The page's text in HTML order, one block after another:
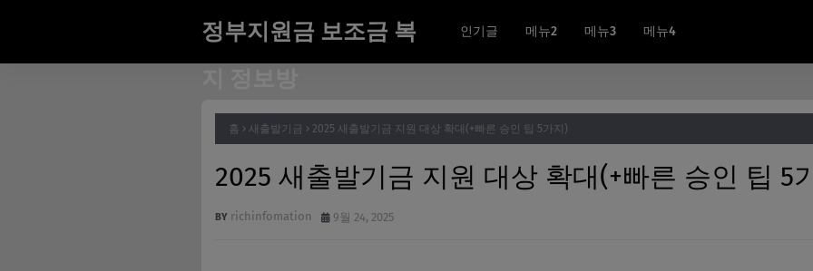
정부지원금 보조금 복
인기글 메뉴2 메뉴3 메뉴4
홈 새출발기금 2025 새출발기금 지원 대상 확대(+빠른 승인 팁 5가지)
2025 새출발기금 지원 대상 확대(+빠른 승인 팁 5
richinfomation 9월 24, 2025